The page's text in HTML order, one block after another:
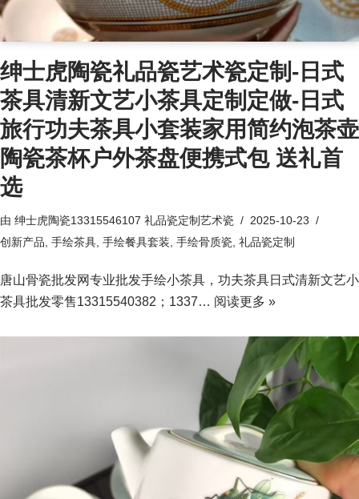
绅士虎陶瓷礼品瓷艺术瓷定制-日式
茶具清新文艺小茶具定制定做-日式
旅行功夫茶具小套装家用简约泡茶壶
陶瓷茶杯户外茶盘便携式包 送礼首
选
由 绅士虎陶瓷13315546107 礼品瓷定制艺术瓷
2025-10-23
创新产品 手绘茶具 手绘餐具套装 手绘骨质瓷 礼品瓷定制
唐山骨瓷批发网专业批发手绘小茶具，功夫茶具日式清新文艺小
茶具批发零售13315540382；1337… 阅读更多 »